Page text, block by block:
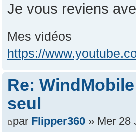
Je vous reviens
Mes vidéos
https://
Re:
seul
par Flipper360 » Mer 28